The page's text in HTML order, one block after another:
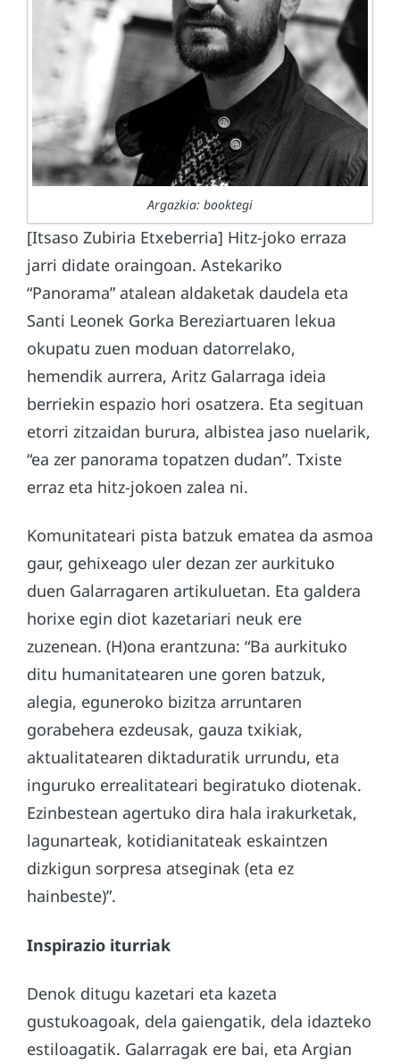
Argazkia: booktegi
[Itsaso Zubiria Etxeberria] Hitz-joko erraza
jarri didate oraingoan. Astekariko
“Panorama” atalean aldaketak daudela eta
Santi Leonek Gorka Bereziartuaren lekua
okupatu zuen moduan datorrelako,
hemendik aurrera, Aritz Galarraga ideia
berriekin espazio hori osatzera. Eta segituan
etorri zitzaidan burura, albistea jaso nuelarik,
“ea zer panorama topatzen dudan”. Txiste
erraz eta hitz-jokoen zalea ni.
Komunitateari pista batzuk ematea da asmoa
gaur, gehixeago uler dezan zer aurkituko
duen Galarragaren artikuluetan. Eta galdera
horixe egin diot kazetariari neuk ere
zuzenean. (H)ona erantzuna: “Ba aurkituko
ditu humanitatearen une goren batzuk,
alegia, eguneroko bizitza arruntaren
gorabehera ezdeusak, gauza txikiak,
aktualitatearen diktaduratik urrundu, eta
inguruko errealitateari begiratuko diotenak.
Ezinbestean agertuko dira hala irakurketak,
lagunarteak, kotidianitateak eskaintzen
dizkigun sorpresa atseginak (eta ez
hainbeste)”.
Inspirazio iturriak
Denok ditugu kazetari eta kazeta
gustukoagoak, dela gaiengatik, dela idazteko
estiloagatik. Galarragak ere bai, eta Argian